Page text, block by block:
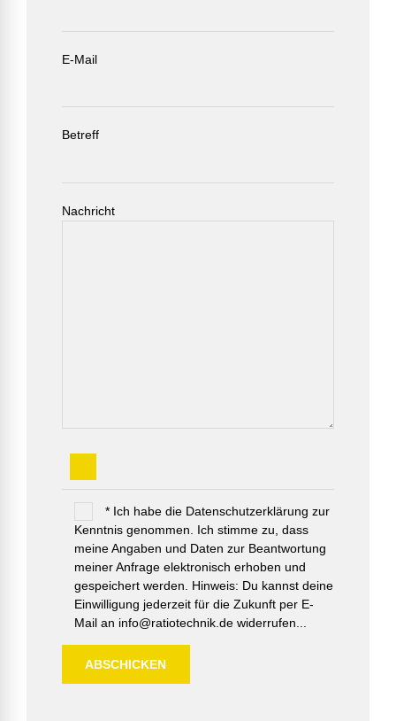
E-Mail
Betreff
Nachricht
* Ich habe die Datenschutzerklärung zur
Kenntnis genommen. Ich stimme zu, dass
meine Angaben und Daten zur Beantwortung
meiner Anfrage elektronisch erhoben und
gespeichert werden. Hinweis: Du kannst deine
Einwilligung jederzeit für die Zukunft per E-
Mail an info@ratiotechnik.de widerrufen...